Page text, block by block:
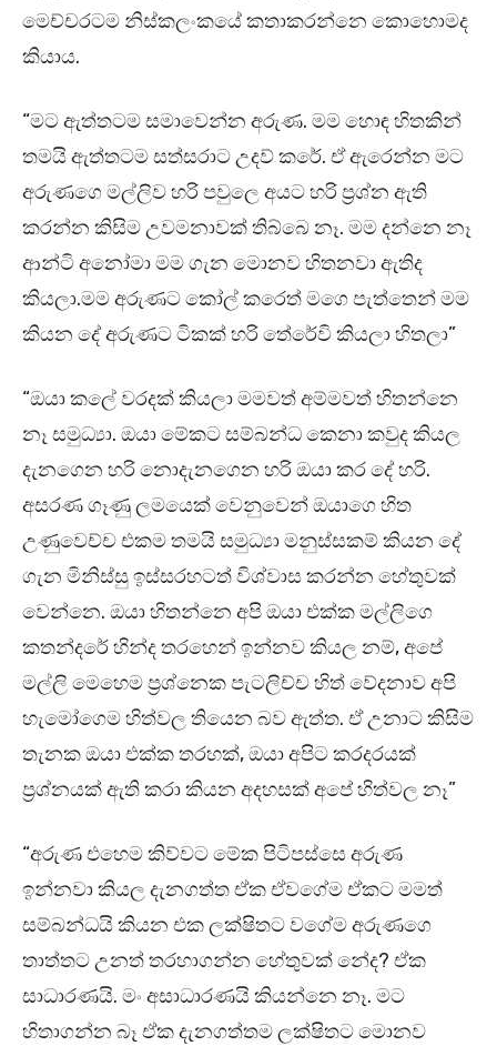
මෙච්චරටම නිස්කලංකයේ කතාකරන්නෙ කොහොමද
කියාය.
“මට ඇත්තටම සමාවෙන්න අරුණ. මම හොඳ හිතකින්
තමයි ඇත්තටම සත්සරාට උදව් කරේ. ඒ ඇරෙන්න මට
අරුණගෙ මල්ලිව හරි පවුලෙ අයට හරි ප්‍රශ්න ඇති
කරන්න කිසිම උවමනාවක් තිබ්බෙ නෑ. මම දන්නෙ නෑ
ආන්ටි අනෝමා මම ගැන මොනව හිතනවා ඇතිද
කියලා.මම අරුණට කෝල් කරෙත් මගෙ පැත්තෙන් මම
කියන දේ අරුණට ටිකක් හරි තේරේවි කියලා හිතලා”
“ඔයා කලේ වරදක් කියලා මමවත් අම්මවත් හිතන්නෙ
නෑ සමුධ්‍යා. ඔයා මේකට සම්බන්ධ කෙනා කවුද කියල
දැනගෙන හරි නොදැනගෙන හරි ඔයා කර දේ හරි.
අසරණ ගෑණු ලමයෙක් වෙනුවෙන් ඔයාගෙ හිත
උණුවෙච්ච එකම තමයි සමුධ්‍යා මනුස්සකම් කියන දේ
ගැන මිනිස්සු ඉස්සරහටත් විශ්වාස කරන්න හේතුවක්
වෙන්නෙ. ඔයා හිතන්නෙ අපි ඔයා එක්ක මල්ලිගෙ
කතන්දරේ හින්ද තරහෙන් ඉන්නව කියල නම්, අපේ
මල්ලි මෙහෙම ප්‍රශ්නෙක පැටලිච්ච හිත් වේදනාව අපි
හැමෝගෙම හිත්වල තියෙන බව ඇත්ත. ඒ උනාට කිසිම
තැනක ඔයා එක්ක තරහක්, ඔයා අපිට කරදරයක්
ප්‍රශ්නයක් ඇති කරා කියන අදහසක් අපේ හිත්වල නෑ”
“අරුණ එහෙම කිව්වට මේක පිටිපස්සෙ අරුණ
ඉන්නවා කියල දැනගත්ත ඒක ඒවගේම ඒකට මමත්
සම්බන්ධයි කියන එක ලක්ෂිතට වගේම අරුණගෙ
තාත්තට උනත් තරහාගන්න හේතුවක් නේද? ඒක
සාධාරණයි. මං අසාධාරණයි කියන්නෙ නෑ. මට
හිතාගන්න බෑ ඒක දැනගත්තම ලක්ෂිතට මොනව